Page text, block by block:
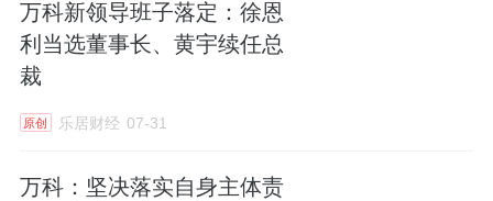
万科新领导班子落定：徐恩
利当选董事长、黄宇续任总
裁
原创 乐居财经 07-31
万科：坚决落实自身主体责